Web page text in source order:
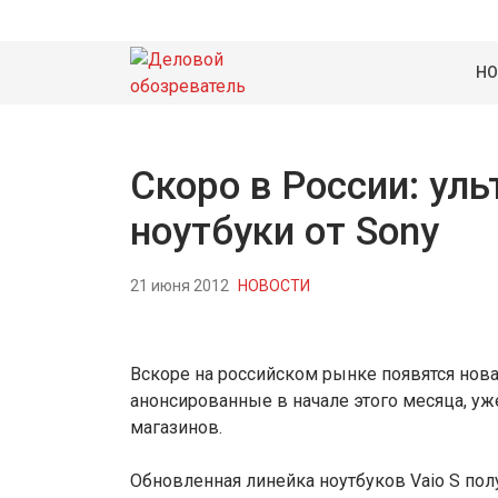
Скоро в России:
ноутбуки от Sony
21 июня 2012 НОВОСТИ
Вскоре на российском рынке появятся
анонсированные в начале этого месяца,
магазинов.
Обновленная линейка ноутбуков Vaio S